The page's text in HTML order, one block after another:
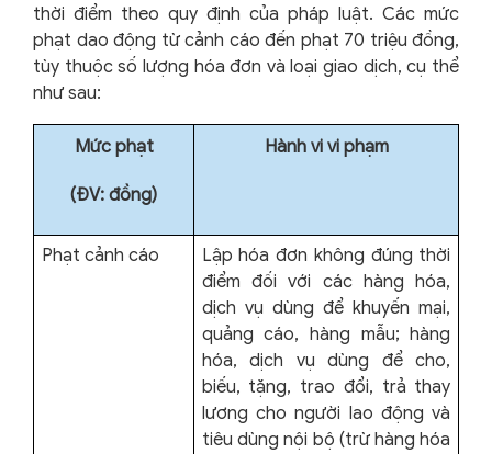
thời điểm theo quy định của pháp luật. Các mức
phạt dao động từ cảnh cáo đến phạt 70 triệu đồng,
tùy thuộc số lượng hóa đơn và loại giao dịch, cụ thể
như sau:
Mức phạt
(ĐV: đồng)
Hành vi vi phạm
Phạt cảnh cáo
Lập hóa đơn không đúng thời
điểm đối với các hàng hóa,
dịch vụ dùng để khuyến mại,
quảng cáo, hàng mẫu; hàng
hóa, dịch vụ dùng để cho,
biếu, tặng, trao đổi, trả thay
lương cho người lao động và
tiêu dùng nội bộ (trừ hàng hóa